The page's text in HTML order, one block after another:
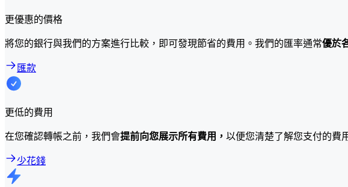
更優惠的價格
將您的銀行與我們的方案進行比較，即可發現節省的費用。我們的匯率通常優於
匯款
更低的費用
在您確認轉帳之前，我們會提前向您展示所有費用， 以便您清楚了解您支付的費
少花錢